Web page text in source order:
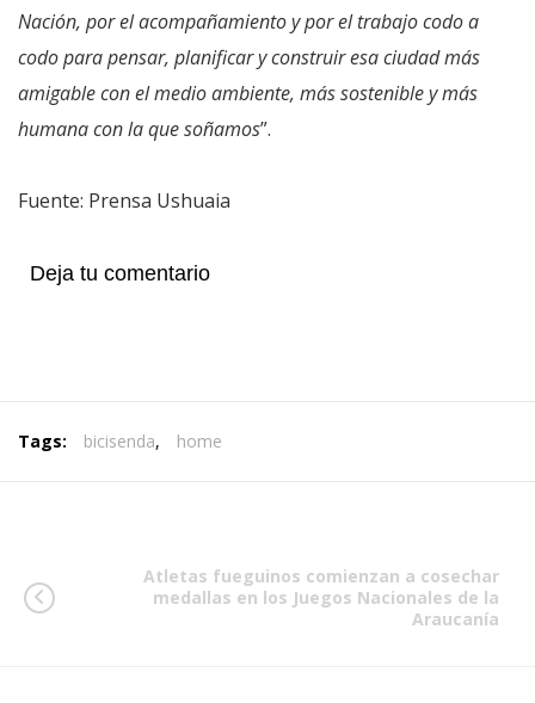
Nación, por el acompañamiento y por el trabajo codo a
codo para pensar, planificar y construir esa ciudad más
amigable con el medio ambiente, más sostenible y más
humana con la que soñamos”.
Fuente: Prensa Ushuaia
Deja tu comentario
Tags: bicisenda, home
Atletas fueguinos comienzan a cosechar
medallas en los Juegos Nacionales de la
Araucanía